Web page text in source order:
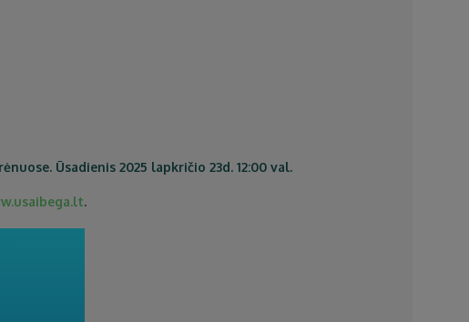
Ūsadienis 2025 lapkričio 23d. 12:00 val.
.